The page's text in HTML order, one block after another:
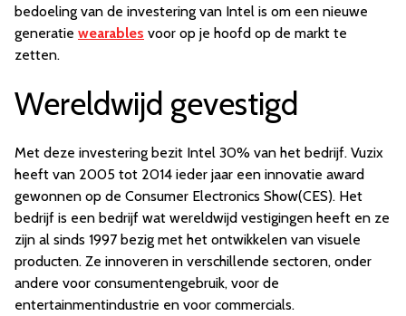
bedoeling van de investering van Intel is om een nieuwe
generatie wearables voor op je hoofd op de markt te
zetten.
Wereldwijd gevestigd
Met deze investering bezit Intel 30% van het bedrijf. Vuzix
heeft van 2005 tot 2014 ieder jaar een innovatie award
gewonnen op de Consumer Electronics Show(CES). Het
bedrijf is een bedrijf wat wereldwijd vestigingen heeft en ze
zijn al sinds 1997 bezig met het ontwikkelen van visuele
producten. Ze innoveren in verschillende sectoren, onder
andere voor consumentengebruik, voor de
entertainmentindustrie en voor commercials.